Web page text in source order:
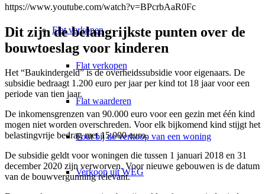
Flatverkopen
Flat verkopen
Flat waarderen
Fout bij de verkoop van een woning
Verkoop uit WEG
https://www.youtube.com/watch?v=BPcrbAaR0Fc
Dit zijn de belangrijkste punten over de
bouwtoeslag voor kinderen
Het “Baukindergeld” is de overheidssubsidie voor eigenaars. De
subsidie bedraagt 1.200 euro per jaar per kind tot 18 jaar voor een
periode van tien jaar.
De inkomensgrenzen van 90.000 euro voor een gezin met één kind
mogen niet worden overschreden. Voor elk bijkomend kind stijgt het
belastingvrije bedrag met 15.000 euro.
De subsidie geldt voor woningen die tussen 1 januari 2018 en 31
december 2020 zijn verworven. Voor nieuwe gebouwen is de datum
van de bouwvergunning relevant.